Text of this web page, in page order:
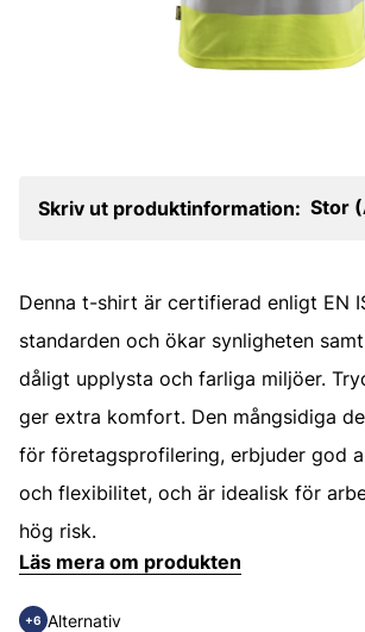
Skriv ut produktinformation: Stor
Denna t-shirt är certifierad enligt EN
standarden och ökar synligheten
dåligt upplysta och farliga miljöer.
ger extra komfort. Den mångsidiga
för företagsprofilering, erbjuder god
och flexibilitet, och är idealisk för
hög risk.
Läs mera om produkten
+6 Alternativ